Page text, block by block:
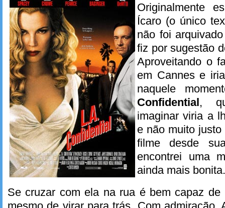
Originalmente
Ícaro (o único
não foi
fiz por sugestão
Aproveitando o
em Cannes e
naquele
Confidential,
imaginar viria a
e não muito
filme desde
encontrei uma
ainda mais bonita.
Se cruzar com ela na rua é bem capaz de